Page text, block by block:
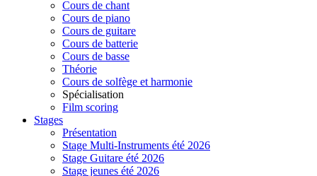
Cours de chant
Cours de piano
Cours de guitare
Cours de batterie
Cours de basse
Théorie
Cours de solfège et harmonie
Spécialisation
Film scoring
Stages
Présentation
Stage Multi-Instruments été 2026
Stage Guitare été 2026
Stage jeunes été 2026